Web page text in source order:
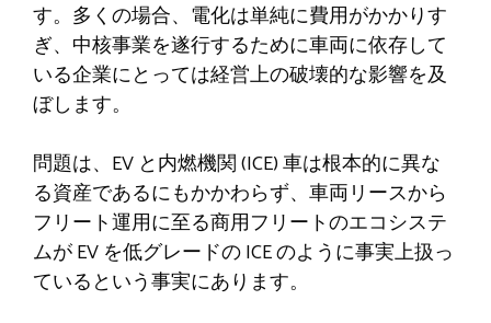
す。多くの場合、電化は単純に費用がかかりす
ぎ、中核事業を遂行するために車両に依存して
いる企業にとっては経営上の破壊的な影響を及
ぼします。
問題は、EV と内燃機関 (ICE) 車は根本的に異な
る資産であるにもかかわらず、車両リースから
フリート運用に至る商用フリートのエコシステ
ムが EV を低グレードの ICE のように事実上扱っ
ているという事実にあります。